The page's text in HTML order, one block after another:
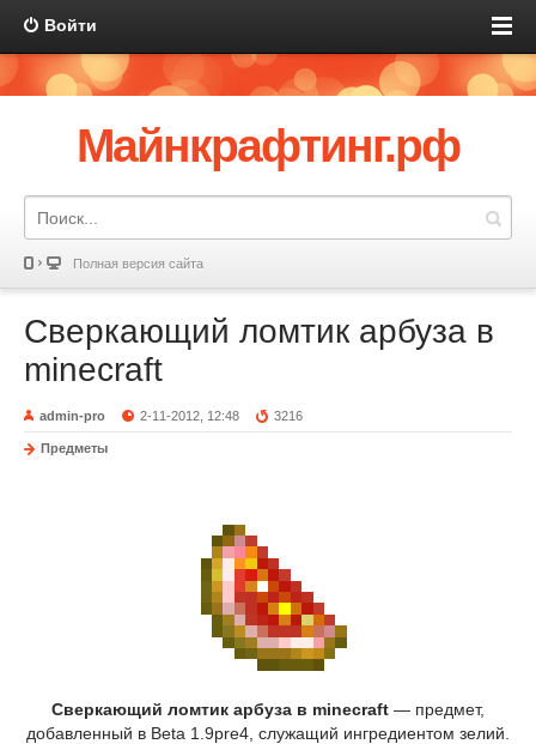
Войти
Майнкрафтинг.рф
Полная версия сайта
Сверкающий ломтик арбуза в
minecraft
admin-pro 2-11-2012, 12:48 3216
Предметы
Сверкающий ломтик арбуза в minecraft — предмет,
добавленный в Beta 1.9pre4, служащий ингредиентом зелий.